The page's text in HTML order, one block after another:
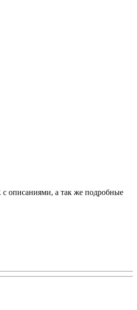
описаниями, а так же подробные